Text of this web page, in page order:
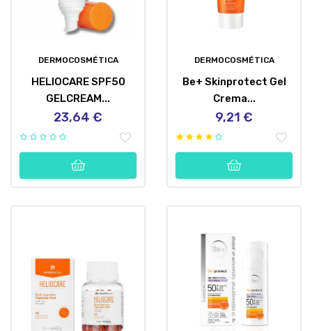
DERMOCOSMÉTICA
HELIOCARE SPF50
GELCREAM...
Precio
23,64 €
DERMOCOSMÉTICA
Be+ Skinprotect Gel
Crema...
Precio
9,21 €